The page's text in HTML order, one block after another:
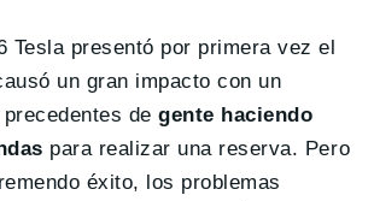
Tesla presentó por primera vez el
un gran impacto con un
degente haciendo
para realizar una reserva. Pero
éxito, los problemas